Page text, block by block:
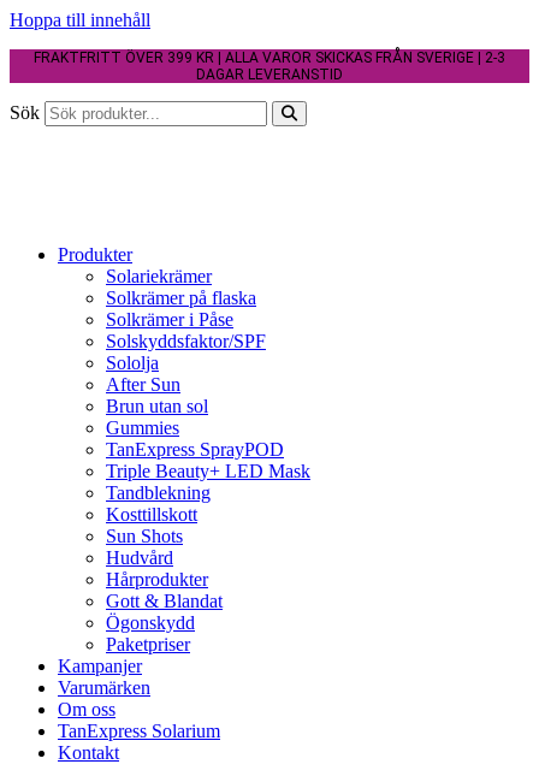
Hoppa till innehåll
FRAKTFRITT ÖVER 399 KR | ALLA VAROR SKICKAS FRÅN SVERIGE | 2-3
DAGAR LEVERANSTID
Sök
Produkter
Solariekrämer
Solkrämer på flaska
Solkrämer i Påse
Solskyddsfaktor/SPF
Sololja
After Sun
Brun utan sol
Gummies
TanExpress SprayPOD
Triple Beauty+ LED Mask
Tandblekning
Kosttillskott
Sun Shots
Hudvård
Hårprodukter
Gott & Blandat
Ögonskydd
Paketpriser
Kampanjer
Varumärken
Om oss
TanExpress Solarium
Kontakt